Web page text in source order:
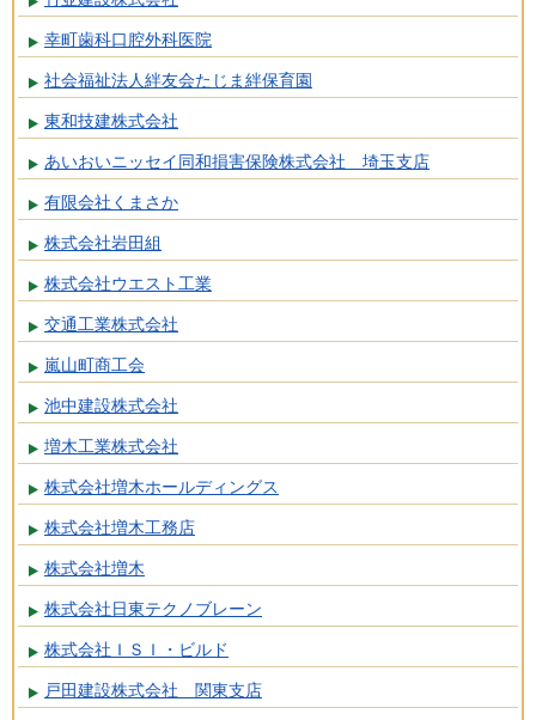
幸町歯科口腔外科医院
社会福祉法人絆友会たじま絆保育園
東和技建株式会社
あいおいニッセイ同和損害保険株式会社 埼玉支店
有限会社くまさか
株式会社岩田組
株式会社ウエスト工業
交通工業株式会社
嵐山町商工会
池中建設株式会社
増木工業株式会社
株式会社増木ホールディングス
株式会社増木工務店
株式会社増木
株式会社日東テクノブレーン
株式会社ＩＳＩ・ビルド
戸田建設株式会社 関東支店